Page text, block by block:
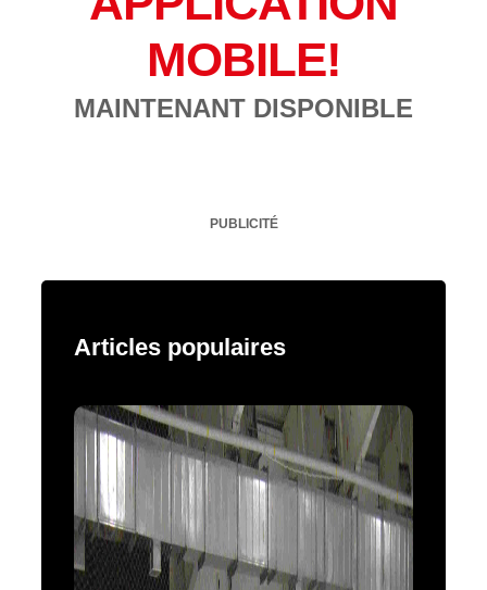
MOBILE!
MAINTENANT DISPONIBLE
PUBLICITÉ
Articles populaires